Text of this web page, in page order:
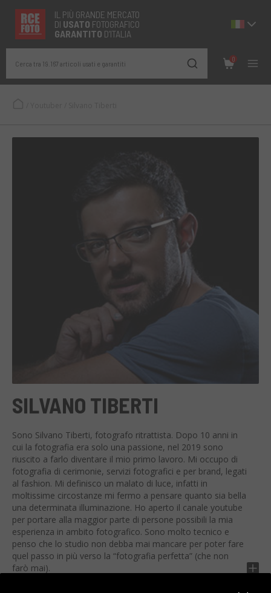
IL PIÙ GRANDE MERCATO
DI USATO FOTOGRAFICO
GARANTITO D’ITALIA
Cerca tra 19.167 articoli usati e garantiti
0
SILVANO TIBERTI
Sono Silvano Tiberti, fotografo ritrattista. Dopo 10 anni in
cui la fotografia era solo una passione, nel 2019 sono
riuscito a farlo diventare il mio primo lavoro. Mi occupo di
fotografia di cerimonie, servizi fotografici e per brand, legati
al fashion. Mi definisco un malato di luce, infatti in
moltissime circostanze mi fermo a pensare quanto sia bella
una determinata illuminazione. Ho aperto il canale youtube
per portare alla maggior parte di persone possibili la mia
esperienza in ambito fotografico. Sono molto tecnico e
penso che lo studio non debba mai mancare per poter fare
quel passo in più verso la “fotografia perfetta” (che non
farò mai).